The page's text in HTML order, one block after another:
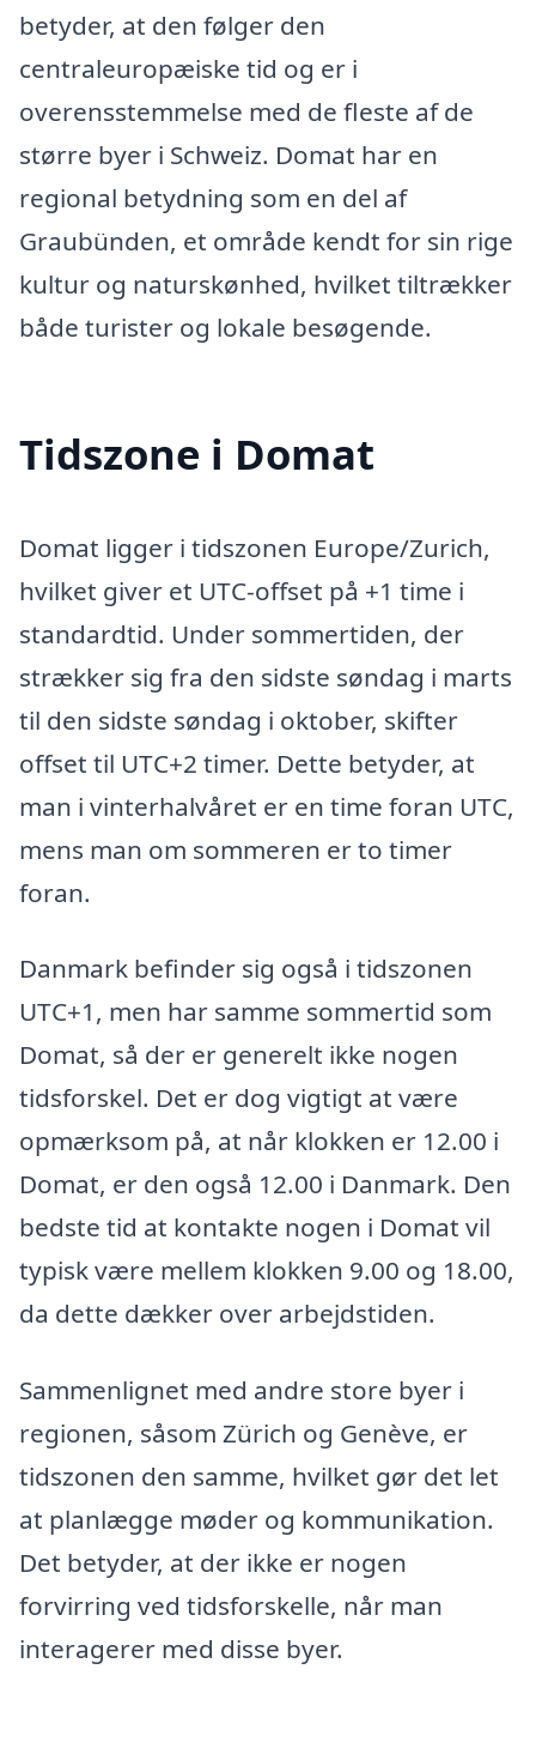
betyder, at den følger den
centraleuropæiske tid og er i
overensstemmelse med de fleste af de
større byer i Schweiz. Domat har en
regional betydning som en del af
Graubünden, et område kendt for sin rige
kultur og naturskønhed, hvilket tiltrækker
både turister og lokale besøgende.
Tidszone i Domat
Domat ligger i tidszonen Europe/Zurich,
hvilket giver et UTC-offset på +1 time i
standardtid. Under sommertiden, der
strækker sig fra den sidste søndag i marts
til den sidste søndag i oktober, skifter
offset til UTC+2 timer. Dette betyder, at
man i vinterhalvåret er en time foran UTC,
mens man om sommeren er to timer
foran.
Danmark befinder sig også i tidszonen
UTC+1, men har samme sommertid som
Domat, så der er generelt ikke nogen
tidsforskel. Det er dog vigtigt at være
opmærksom på, at når klokken er 12.00 i
Domat, er den også 12.00 i Danmark. Den
bedste tid at kontakte nogen i Domat vil
typisk være mellem klokken 9.00 og 18.00,
da dette dækker over arbejdstiden.
Sammenlignet med andre store byer i
regionen, såsom Zürich og Genève, er
tidszonen den samme, hvilket gør det let
at planlægge møder og kommunikation.
Det betyder, at der ikke er nogen
forvirring ved tidsforskelle, når man
interagerer med disse byer.